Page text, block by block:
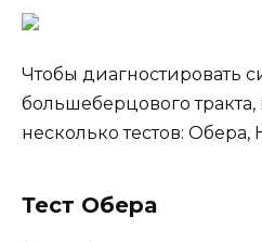
Чтобы диагностировать
большеберцового
несколько тестов:
Тест Обера